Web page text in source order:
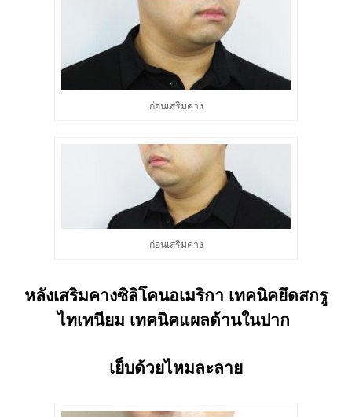
ก่อนเสริมคาง
ก่อนเสริมคาง
หลังเสริมคางซิลิโคนอเมริกา เทคนิคยึดสกรู
ไทเทนียม เทคนิคแผลด้านในปาก
เย็บด้วยไหมละลาย